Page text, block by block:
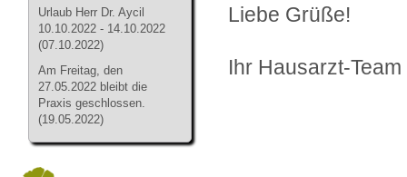
Urlaub Herr Dr. Aycil
10.10.2022 - 14.10.2022
(07.10.2022)
Am Freitag, den
27.05.2022 bleibt die
Praxis geschlossen.
(19.05.2022)
Liebe Grüße!
Ihr Hausarzt-